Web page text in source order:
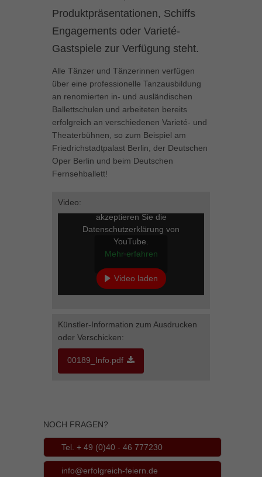
Produktpräsentationen, Schiffs
Engagements oder Varieté-
Gastspiele zur Verfügung steht.
Alle Tänzer und Tänzerinnen verfügen
über eine professionelle Tanzausbildung
an renomierten in- und ausländischen
Ballettschulen und arbeiteten bereits
erfolgreich an verschiedenen Varieté- und
Theaterbühnen, so zum Beispiel am
Friedrichstadtpalast Berlin, der Deutschen
Oper Berlin und beim Deutschen
Fernsehballett!
Video:
akzeptieren Sie die
Datenschutzerklärung von
YouTube.
Mehr erfahren
Video laden
Künstler-Information zum Ausdrucken
oder Verschicken:
00189_Info.pdf
NOCH FRAGEN?
Tel. + 49 (0)40 - 46 777230
info@erfolgreich-feiern.de
können Ihre Einwilligung zu ganzen Kategorien geben oder sich
weitere Informationen anzeigen lassen und so nur bestimmte
Cookies auswählen.
Alle akzeptieren Speichern
Zurück
Datenschutzeinstellungen
Essenziell (1)
Essenzielle Cookies ermöglichen grundlegende Funktionen und sind für
die einwandfreie Funktion der Website erforderlich.
Cookie-Informationen anzeigen
Marketing (1)
um personalisierte Werbung anzuzeigen. Sie tun dies, indem sie
Besucher über Websites hinweg verfolgen.
Cookie-Informationen anzeigen
Inhalte von Videoplattformen und Social-Media-Plattformen werden
standardmäßig blockiert. Wenn Cookies von externen Medien akzeptiert
werden, bedarf der Zugriff auf diese Inhalte keiner manuellen Einwilligung
Cookie-Informationen anzeigen
powered by Borlabs Cookie